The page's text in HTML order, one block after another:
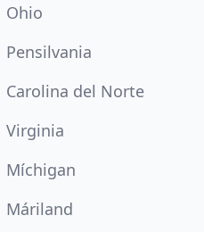
Ohio
Pensilvania
Carolina del Norte
Virginia
Míchigan
Máriland